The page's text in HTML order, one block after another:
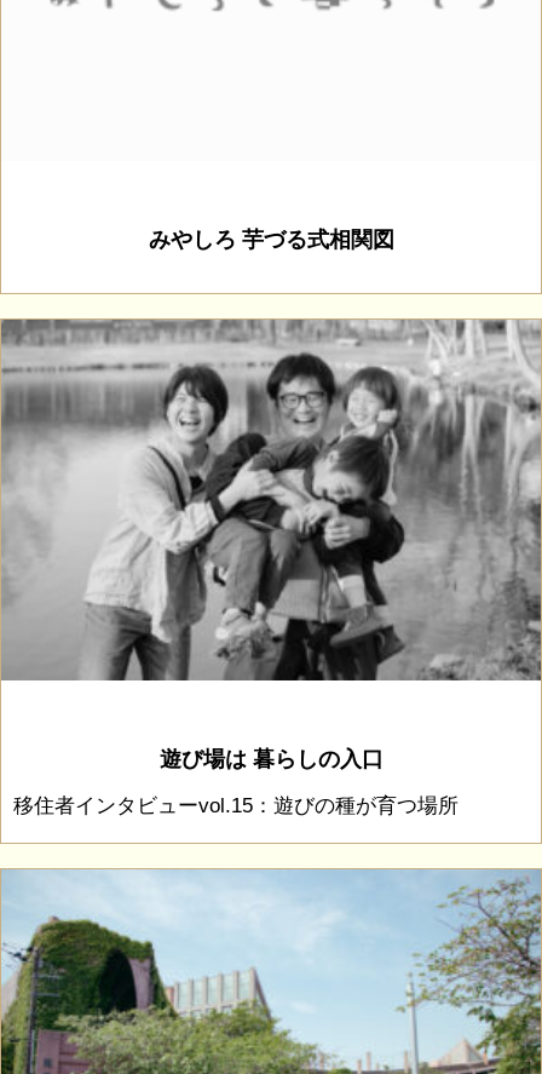
みやしろ 芋づる式相関図
遊び場は 暮らしの入口
移住者インタビューvol.15：遊びの種が育つ場所